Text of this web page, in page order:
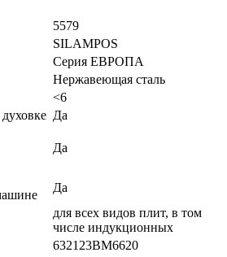
5579
SILAMPOS
Серия ЕВРОПА
Нержавеющая сталь
<6
Да
Да
Да
для всех видов плит, в том
числе индукционных
632123BM6620